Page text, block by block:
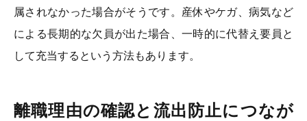
属されなかった場合がそうです。産休やケガ、病気など
による長期的な欠員が出た場合、一時的に代替え要員と
して充当するという方法もあります。
離職理由の確認と流出防止につなが